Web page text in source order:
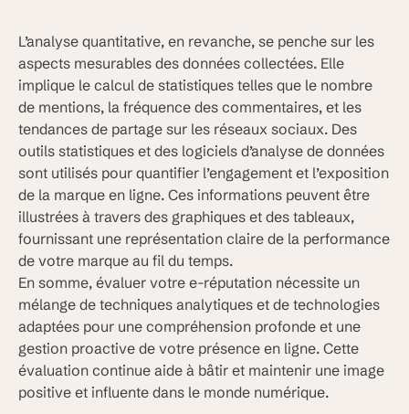
L’analyse quantitative, en revanche, se penche sur les
aspects mesurables des données collectées. Elle
implique le calcul de statistiques telles que le nombre
de mentions, la fréquence des commentaires, et les
tendances de partage sur les réseaux sociaux. Des
outils statistiques et des logiciels d’analyse de données
sont utilisés pour quantifier l’engagement et l’exposition
de la marque en ligne. Ces informations peuvent être
illustrées à travers des graphiques et des tableaux,
fournissant une représentation claire de la performance
de votre marque au fil du temps.
En somme, évaluer votre e-réputation nécessite un
mélange de techniques analytiques et de technologies
adaptées pour une compréhension profonde et une
gestion proactive de votre présence en ligne. Cette
évaluation continue aide à bâtir et maintenir une image
positive et influente dans le monde numérique.